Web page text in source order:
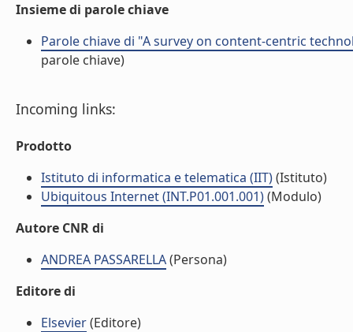
Insieme di parole chiave
Parole chiave di "A survey on content-centric
parole chiave)
Incoming links:
Prodotto
Istituto di informatica e telematica (IIT)(Istituto)
Ubiquitous Internet (INT.P01.001.001)(Modulo)
Autore CNR di
ANDREA PASSARELLA(Persona)
Editore di
Elsevier(Editore)